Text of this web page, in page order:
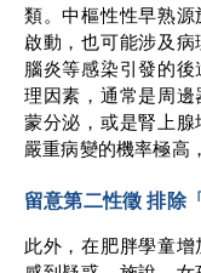
類。中樞性性早熟
啟動，也可能涉及
腦炎等感染引發的
理因素，通常是周
蒙分泌，或是腎上
嚴重病變的機率極高
留意第二性徵 排除
此外，在肥胖學童